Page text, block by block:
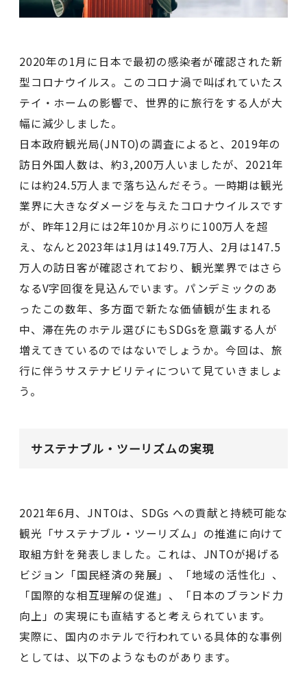
2020年の1月に日本で最初の感染者が確認された新
型コロナウイルス。このコロナ渦で叫ばれていたス
テイ・ホームの影響で、世界的に旅行をする人が大
幅に減少しました。
日本政府観光局(JNTO)の調査によると、2019年の
訪日外国人数は、約3,200万人いましたが、2021年
には約24.5万人まで落ち込んだそう。一時期は観光
業界に大きなダメージを与えたコロナウイルスです
が、昨年12月には2年10か月ぶりに100万人を超
え、なんと2023年は1月は149.7万人、2月は147.5
万人の訪日客が確認されており、観光業界ではさら
なるV字回復を見込んでいます。パンデミックのあ
ったこの数年、多方面で新たな価値観が生まれる
中、滞在先のホテル選びにもSDGsを意識する人が
増えてきているのではないでしょうか。今回は、旅
行に伴うサステナビリティについて見ていきましょ
う。
サステナブル・ツーリズムの実現
2021年6月、JNTOは、SDGs への貢献と持続可能な
観光「サステナブル・ツーリズム」の推進に向けて
取組方針を発表しました。これは、JNTOが掲げる
ビジョン「国民経済の発展」、「地域の活性化」、
「国際的な相互理解の促進」、「日本のブランド力
向上」の実現にも直結すると考えられています。
実際に、国内のホテルで行われている具体的な事例
としては、以下のようなものがあります。